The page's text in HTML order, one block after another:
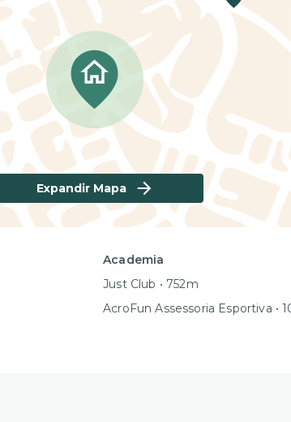
Expandir Mapa
Academia
Just Club • 752m
AcroFun Assessoria Esportiva •